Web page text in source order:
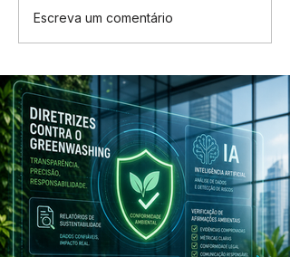
Escreva um comentário